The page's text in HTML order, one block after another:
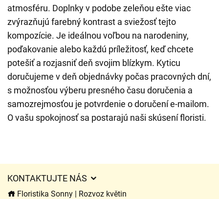
atmosféru. Doplnky v podobe zeleňou ešte viac
zvýrazňujú farebný kontrast a sviežosť tejto
kompozície. Je ideálnou voľbou na narodeniny,
poďakovanie alebo každú príležitosť, keď chcete
potešiť a rozjasniť deň svojim blízkym. Kyticu
doručujeme v deň objednávky počas pracovných dní,
s možnosťou výberu presného času doručenia a
samozrejmosťou je potvrdenie o doručení e-mailom.
O vašu spokojnosť sa postarajú naši skúsení floristi.
KONTAKTUJTE NÁS
Floristika Sonny | Rozvoz květin